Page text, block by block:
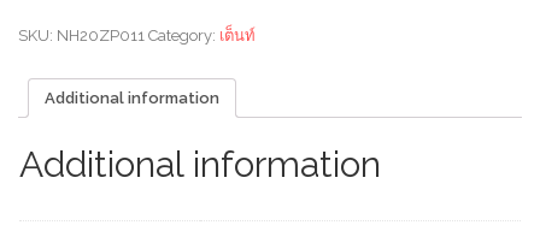
Cotton
Tower
Tent
quantity
SKU: NH20ZP011 Category: เต็นท์
Additional information
Additional information